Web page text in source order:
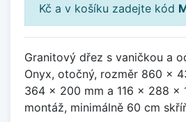
Kč a v košíku zadejte kód
Granitový dřez s vaničkou a
Onyx, otočný, rozměr 860 x
364 x 200 mm a 116 x 288 x
montáž, minimálně 60 cm